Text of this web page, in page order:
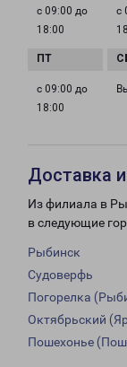
с 09:00 до
18:00
с
с 09:00 до
18:00
Доставка
Из филиала в
в следующие
Рыбинск
Судоверфь
Погорелка
Октябрьский
Пошехонье